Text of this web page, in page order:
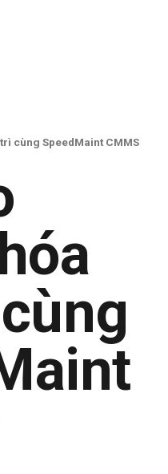
cùng SpeedMaint CMMS